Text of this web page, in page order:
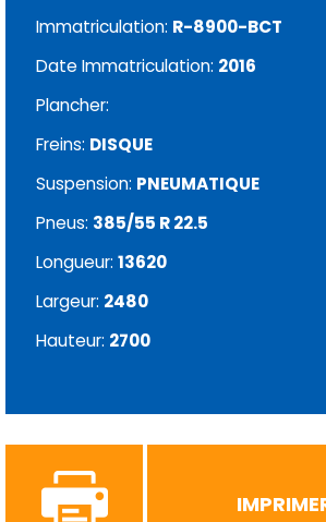
Immatriculation: R-8900-BCT
Date Immatriculation: 2016
Plancher:
Freins: DISQUE
Suspension: PNEUMATIQUE
Pneus: 385/55 R 22.5
Longueur: 13620
Largeur: 2480
Hauteur: 2700